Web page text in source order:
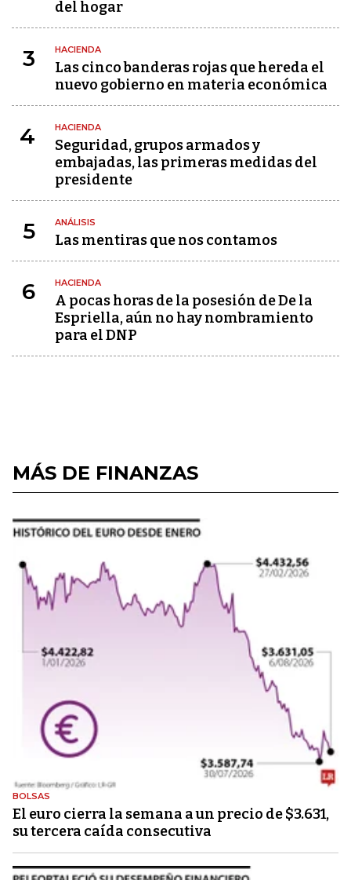
del hogar
3 HACIENDA
Las cinco banderas rojas que hereda el
nuevo gobierno en materia económica
4 HACIENDA
Seguridad, grupos armados y
embajadas, las primeras medidas del
presidente
5 ANÁLISIS
Las mentiras que nos contamos
6 HACIENDA
A pocas horas de la posesión de De la
Espriella, aún no hay nombramiento
para el DNP
MÁS DE FINANZAS
BOLSAS
El euro cierra la semana a un precio de $3.631,
su tercera caída consecutiva